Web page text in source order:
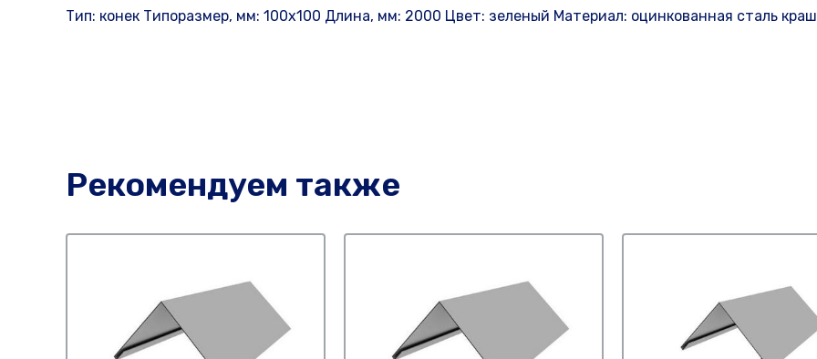
Тип: конек Типоразмер, мм: 100х100 Длина, мм: 2000 Цвет: зеленый Материал: оцинкованная сталь
Рекомендуем также